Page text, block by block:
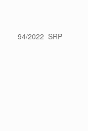
94/2022 SRP